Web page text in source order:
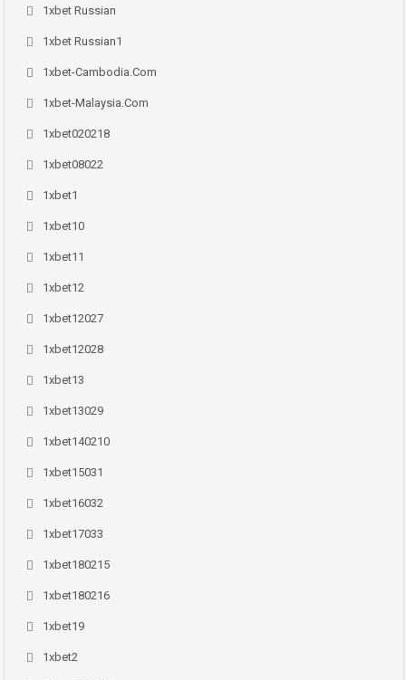
1xbet Russian
1xbet Russian1
1xbet-Cambodia.com
1xbet-Malaysia.com
1xbet020218
1xbet08022
1xbet1
1xbet10
1xbet11
1xbet12
1xbet12027
1xbet12028
1xbet13
1xbet13029
1xbet140210
1xbet15031
1xbet16032
1xbet17033
1xbet180215
1xbet180216
1xbet19
1xbet2